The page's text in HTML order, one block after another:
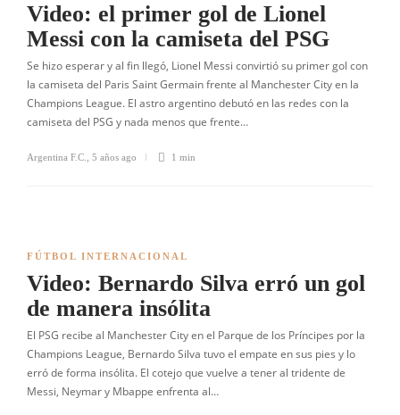
Video: el primer gol de Lionel
Messi con la camiseta del PSG
Se hizo esperar y al fin llegó, Lionel Messi convirtió su primer gol con
la camiseta del Paris Saint Germain frente al Manchester City en la
Champions League. El astro argentino debutó en las redes con la
camiseta del PSG y nada menos que frente…
Argentina F.C. 5 años ago 1 min
FÚTBOL INTERNACIONAL
Video: Bernardo Silva erró un gol
de manera insólita
El PSG recibe al Manchester City en el Parque de los Príncipes por la
Champions League, Bernardo Silva tuvo el empate en sus pies y lo
erró de forma insólita. El cotejo que vuelve a tener al tridente de
Messi, Neymar y Mbappe enfrenta al…